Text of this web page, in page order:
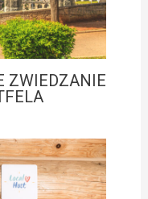
ZWIEDZANIE